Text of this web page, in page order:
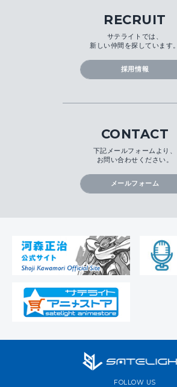
RECRUIT
サテライトでは、
新しい仲間を探しています。
採用情報
CONTACT
下記メールフォームより、
お問い合わせください。
メールフォーム
FOLLOW US